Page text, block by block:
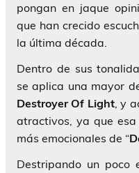
pongan en jaque
que han crecido
la última década.
Dentro de sus
se aplica una mayor
Destroyer Of Light, y
atractivos, ya que
más emocionales de “
Destripando un poco